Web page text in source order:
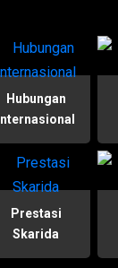
Hubungan
Internasional
Prestasi
Skarida